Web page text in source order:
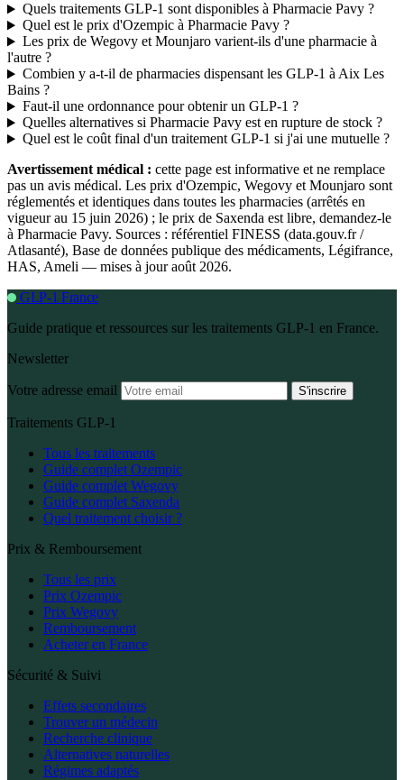
Quels traitements GLP-1 sont disponibles à Pharmacie Pavy ?
Quel est le prix d'Ozempic à Pharmacie Pavy ?
Les prix de Wegovy et Mounjaro varient-ils d'une pharmacie à
l'autre ?
Combien y a-t-il de pharmacies dispensant les GLP-1 à Aix Les
Bains ?
Faut-il une ordonnance pour obtenir un GLP-1 ?
Quelles alternatives si Pharmacie Pavy est en rupture de stock ?
Quel est le coût final d'un traitement GLP-1 si j'ai une mutuelle ?
Avertissement médical : cette page est informative et ne remplace
pas un avis médical. Les prix d'Ozempic, Wegovy et Mounjaro sont
réglementés et identiques dans toutes les pharmacies (arrêtés en
vigueur au 15 juin 2026) ; le prix de Saxenda est libre, demandez-le
à Pharmacie Pavy. Sources : référentiel FINESS (data.gouv.fr /
Atlasanté), Base de données publique des médicaments, Légifrance,
HAS, Ameli — mises à jour août 2026.
GLP-1 France
Guide pratique et ressources sur les traitements GLP-1 en France.
Newsletter
Votre adresse email S'inscrire
Traitements GLP-1
Tous les traitements
Guide complet Ozempic
Guide complet Wegovy
Guide complet Saxenda
Quel traitement choisir ?
Prix & Remboursement
Tous les prix
Prix Ozempic
Prix Wegovy
Remboursement
Acheter en France
Sécurité & Suivi
Effets secondaires
Trouver un médecin
Recherche clinique
Alternatives naturelles
Régimes adaptés